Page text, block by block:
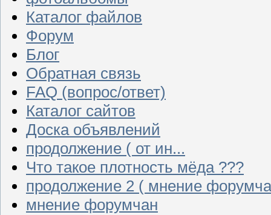
Каталог файлов
Форум
Блог
Обратная связь
FAQ (вопрос/ответ)
Каталог сайтов
Доска объявлений
продолжение ( от ин...
Что такое плотность мёда ???
продолжение 2 ( мнение
мнение форумчан